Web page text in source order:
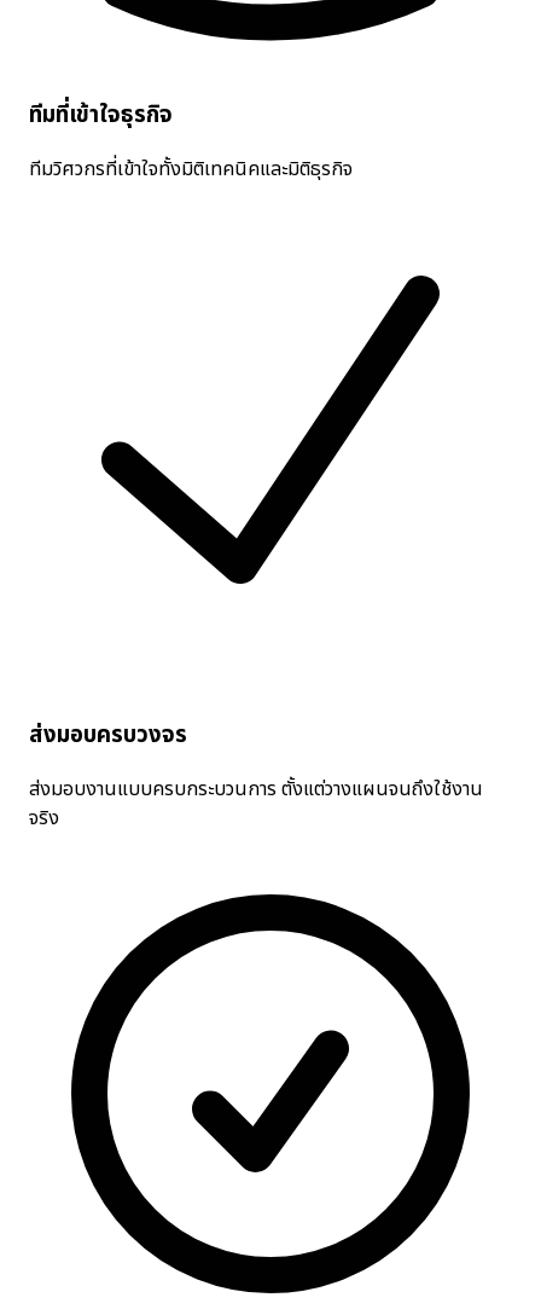
ทีมที่เข้าใจธุรกิจ
ทีมวิศวกรที่เข้าใจทั้งมิติเทคนิคและมิติธุรกิจ
ส่งมอบครบวงจร
ส่งมอบงานแบบครบกระบวนการ ตั้งแต่วางแผนจนถึงใช้งาน
จริง